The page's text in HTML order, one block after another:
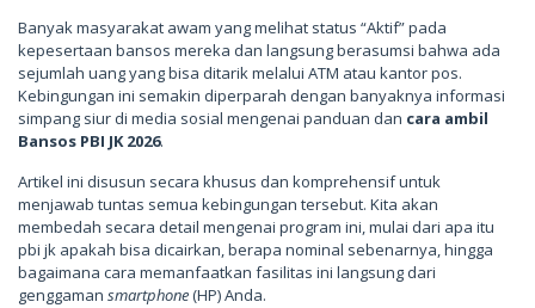
Banyak masyarakat awam yang melihat status “Aktif” pada
kepesertaan bansos mereka dan langsung berasumsi bahwa ada
sejumlah uang yang bisa ditarik melalui ATM atau kantor pos.
Kebingungan ini semakin diperparah dengan banyaknya informasi
simpang siur di media sosial mengenai panduan dan cara ambil
Bansos PBI JK 2026.
Artikel ini disusun secara khusus dan komprehensif untuk
menjawab tuntas semua kebingungan tersebut. Kita akan
membedah secara detail mengenai program ini, mulai dari apa itu
pbi jk apakah bisa dicairkan, berapa nominal sebenarnya, hingga
bagaimana cara memanfaatkan fasilitas ini langsung dari
genggaman smartphone(HP) Anda.